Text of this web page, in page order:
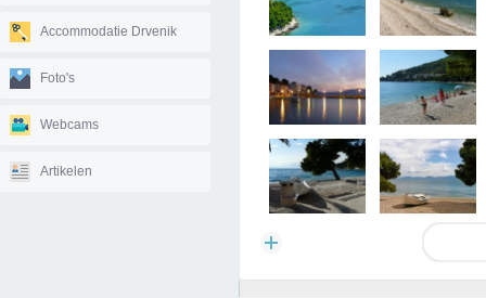
Accommodatie Drvenik
Foto's
Webcams
Artikelen